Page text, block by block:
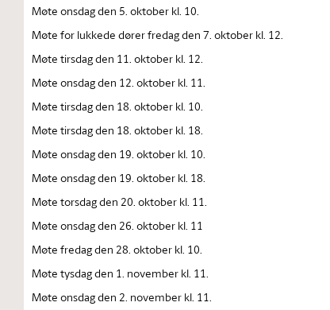
Møte onsdag den 5. oktober kl. 10.
Møte for lukkede dører fredag den 7. oktober kl. 12.
Møte tirsdag den 11. oktober kl. 12.
Møte onsdag den 12. oktober kl. 11.
Møte tirsdag den 18. oktober kl. 10.
Møte tirsdag den 18. oktober kl. 18.
Møte onsdag den 19. oktober kl. 10.
Møte onsdag den 19. oktober kl. 18.
Møte torsdag den 20. oktober kl. 11.
Møte onsdag den 26. oktober kl. 11
Møte fredag den 28. oktober kl. 10.
Møte tysdag den 1. november kl. 11.
Møte onsdag den 2. november kl. 11.